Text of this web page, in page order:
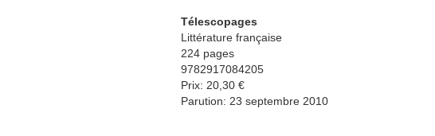
Télescopages
Littérature française
224 pages
9782917084205
Prix: 20,30 €
Parution: 23 septembre 2010